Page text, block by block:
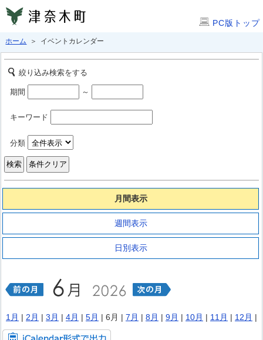
PC版トップ
ホーム ＞ イベントカレンダー
絞り込み検索をする
期間 ～
キーワード
分類
月間表示
週間表示
日別表示
1月 | 2月 | 3月 | 4月 | 5月 | 6月 | 7月 | 8月 | 9月 | 10月 | 11月 | 12月 |